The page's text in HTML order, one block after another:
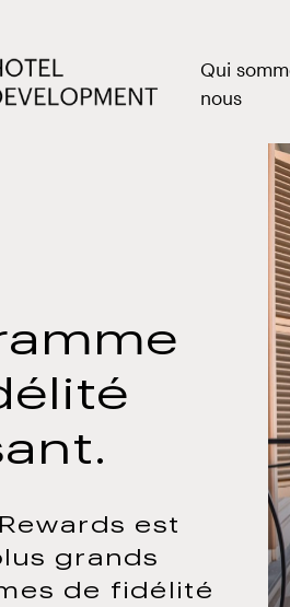
Qui
nous
est
grands
de fidélité